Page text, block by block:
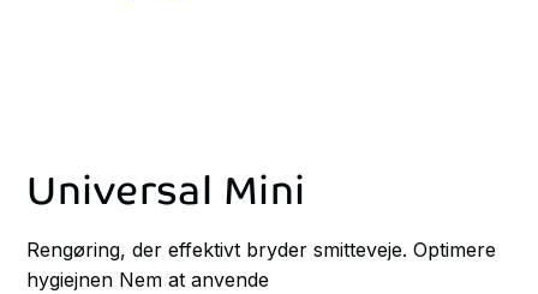
Universal Mini
Rengøring, der effektivt bryder smitteveje. Optimere
hygiejnen Nem at anvende